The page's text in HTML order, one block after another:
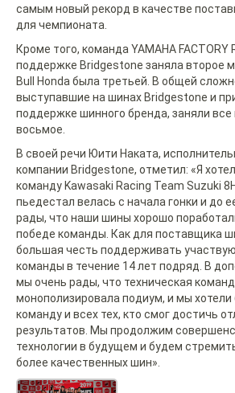
самым новый рекорд в качестве
для чемпионата.
Кроме того, команда YAMAHA FACTORY
поддержке Bridgestone заняла второе
Bull Honda была третьей. В общей
выступавшие на шинах Bridgestone и
поддержке шинного бренда, заняли все
восьмое.
В своей речи Юити Наката,
компании Bridgestone, отметил: «Я
команду Kawasaki Racing Team Suzuki
пьедестал велась с начала гонки и до
рады, что наши шины хорошо
победе команды. Как для поставщика
большая честь поддерживать
команды в течение 14 лет подряд. В
мы очень рады, что техническая
монополизировала подиум, и мы
команду и всех тех, кто смог достичь
результатов. Мы продолжим
технологии в будущем и будем
более качественных шин».